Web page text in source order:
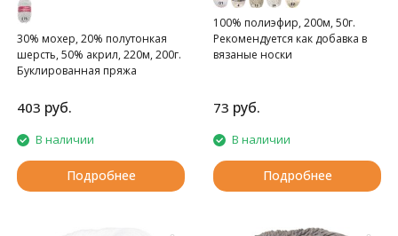
30% мохер, 20% полутонкая
шерсть, 50% акрил, 220м, 200г.
Буклированная пряжа
403 руб.
В наличии
Подробнее
100% полиэфир, 200м, 50г.
Рекомендуется как добавка в
вязаные носки
73 руб.
В наличии
Подробнее